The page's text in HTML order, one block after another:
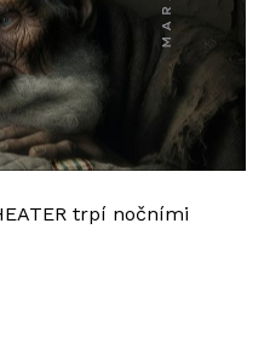
trpí nočními